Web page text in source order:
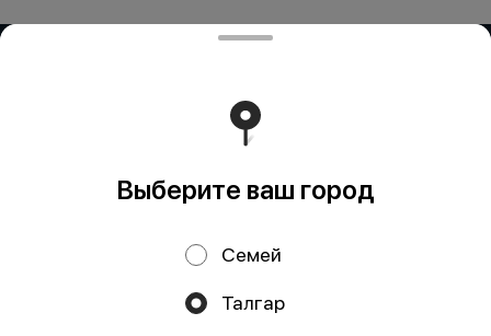
в АО "Kaspi Bank" БИК CASPKZKA
Работает на эффективном ядре
Политика конфиденциальности
Выберите ваш город
Семей
Талгар